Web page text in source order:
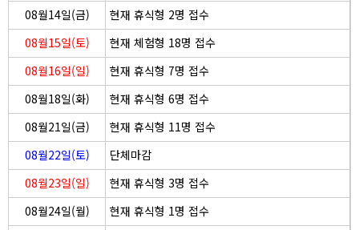
08월14일(금)
현재 휴식형 2명 접수
08월15일(토)
현재 체험형 18명 접수
08월16일(일)
현재 휴식형 7명 접수
08월18일(화)
현재 휴식형 6명 접수
08월21일(금)
현재 휴식형 11명 접수
08월22일(토)
단체마감
08월23일(일)
현재 휴식형 3명 접수
08월24일(월)
현재 휴식형 1명 접수